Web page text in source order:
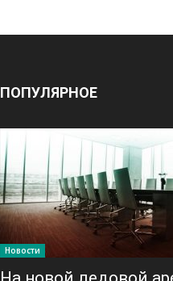
ПОПУЛЯРНОЕ
Новости